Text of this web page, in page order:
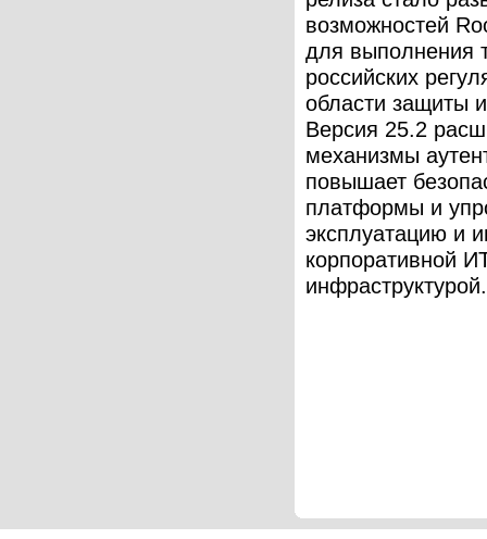
возможностей
для выполнения
российских
области защиты
Версия 25.2
механизмы
повышает
платформы и
эксплуатацию и
корпоративной